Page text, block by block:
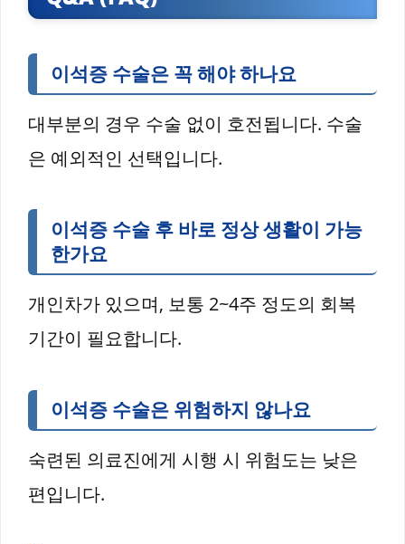
이석증 수술은 꼭 해야 하나요
대부분의 경우 수술 없이 호전됩니다. 수술
은 예외적인 선택입니다.
이석증 수술 후 바로 정상 생활이 가능
한가요
개인차가 있으며, 보통 2~4주 정도의 회복
기간이 필요합니다.
이석증 수술은 위험하지 않나요
숙련된 의료진에게 시행 시 위험도는 낮은
편입니다.